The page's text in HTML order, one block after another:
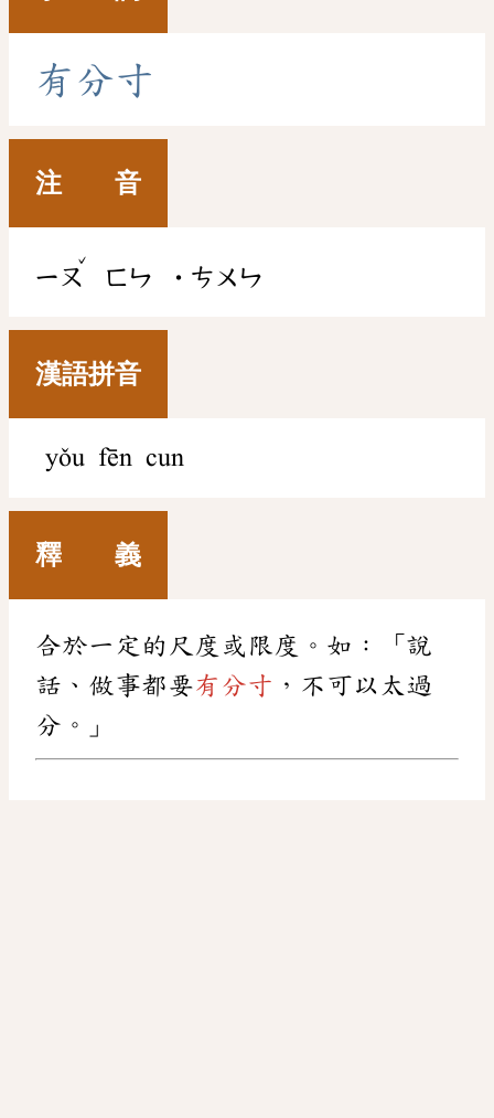
有分寸
注 音
ㄧㄡ
ˇ
ㄈㄣ ˙ㄘㄨㄣ
漢語拼音
yǒu fēn cun
釋 義
合於一定的尺度或限度。如：「說
話、做事都要有分寸 ，不可以太過
分。」